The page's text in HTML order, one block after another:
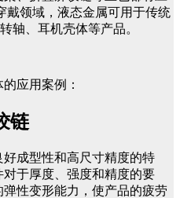
戴领域，液态金属可用于传统
轴、耳机壳体等产品。
应用案例：
链
成型性和高尺寸精度的特
于厚度、强度和精度的要
性变形能力，使产品的疲劳